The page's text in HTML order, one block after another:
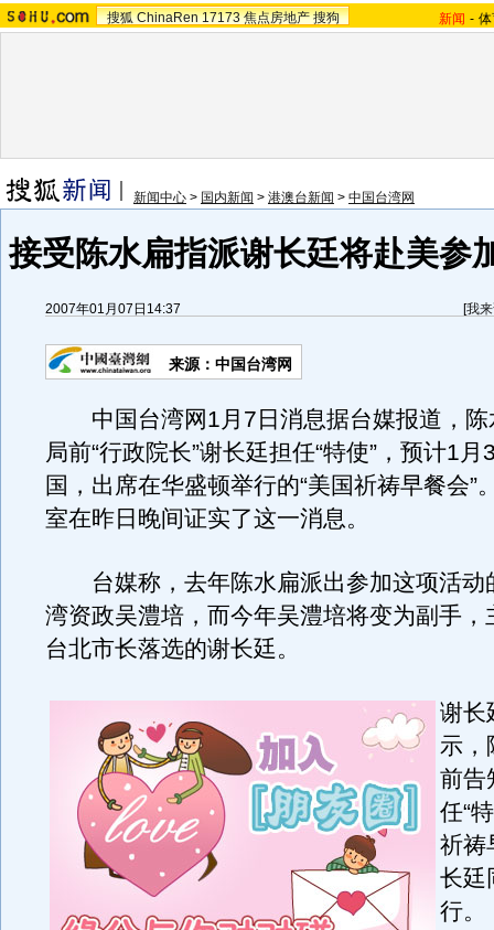
搜狐 ChinaRen 17173 焦点房地产 搜狗 新闻 -
新闻中心 > 国内新闻 > 港澳台新闻 > 中国台湾网
接受陈水扁指派谢长廷将赴美参
2007年01月07日14:37 [我
来源：中国台湾网
中国台湾网1月7日消息据台媒报道，陈
局前“行政院长”谢长廷担任“特使”，预计1
国，出席在华盛顿举行的“美国祈祷早餐会”
室在昨日晚间证实了这一消息。
台媒称，去年陈水扁派出参加这项活动
湾资政吴澧培，而今年吴澧培将变为副手，
台北市长落选的谢长廷。
谢长
示，
前告
任“
祈祷
长廷
行。